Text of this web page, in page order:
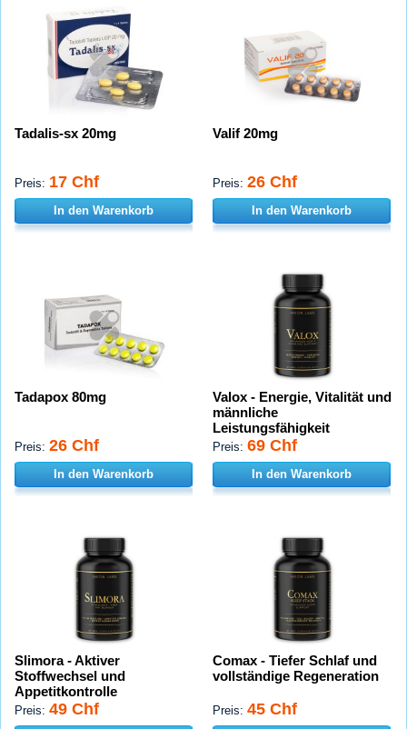
Tadalis-sx 20mg
Preis: 17 Chf
In den Warenkorb
Valif 20mg
Preis: 26 Chf
In den Warenkorb
Tadapox 80mg
Preis: 26 Chf
In den Warenkorb
Valox - Energie, Vitalität und
männliche
Leistungsfähigkeit
Preis: 69 Chf
In den Warenkorb
Slimora - Aktiver
Stoffwechsel und
Appetitkontrolle
Preis: 49 Chf
Comax - Tiefer Schlaf und
vollständige Regeneration
Preis: 45 Chf